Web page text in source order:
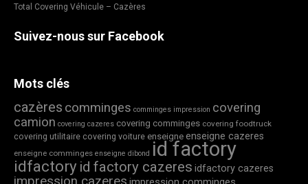
Total Covering Véhicule – Cazères
Suivez-nous sur Facebook
Mots clés
cazères comminges comminges impression covering
camion covering cazeres covering comminges covering foodtruck
covering utilitaire covering voiture enseigne enseigne cazeres
enseigne comminges enseigne dibond id factory
idfactory id factory cazeres idfactory cazeres